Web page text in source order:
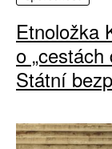
Etnoložka
o „cestách
Státní